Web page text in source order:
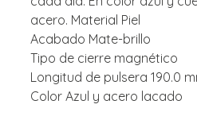
acero. Material Piel
Acabado Mate-brillo
Tipo de cierre magnético
Longitud de pulsera 190.0
Color Azul y acero lacado